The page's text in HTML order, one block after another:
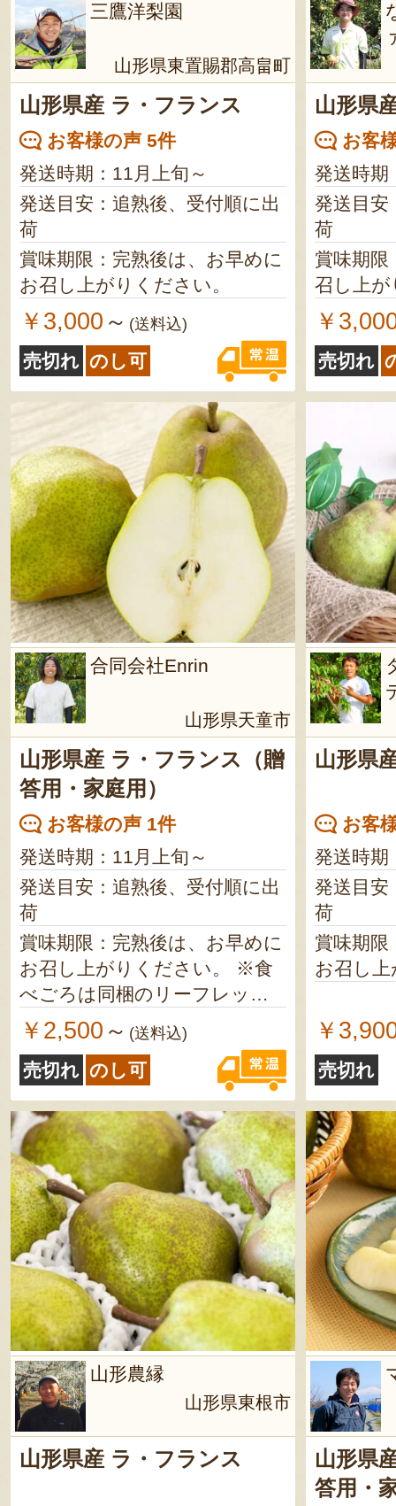
三鷹洋梨園
山形県東置賜郡高畠町
山形県産 ラ・フランス
お客様の声 5件
発送時期：11月上旬～
発送目安：追熟後、受付順に出
荷
賞味期限：完熟後は、お早めに
お召し上がりください。
￥3,000 ～ (送料込)
売切れ のし可
山形県
お客
発送時期
発送目安
荷
賞味期限
召し上
￥
売切れ
合同会社Enrin
山形県天童市
山形県産 ラ・フランス（贈
答用・家庭用）
お客様の声 1件
発送時期：11月上旬～
発送目安：追熟後、受付順に出
荷
賞味期限：完熟後は、お早めに
お召し上がりください。 ※食
べごろは同梱のリーフレット
をご参照ください。
￥2,500 ～ (送料込)
売切れ のし可
山形県
お客
発送時期
発送目安
荷
賞味期限
お召し
￥
売切れ
山形農縁
山形県東根市
山形県産 ラ・フランス
山形県
答用・